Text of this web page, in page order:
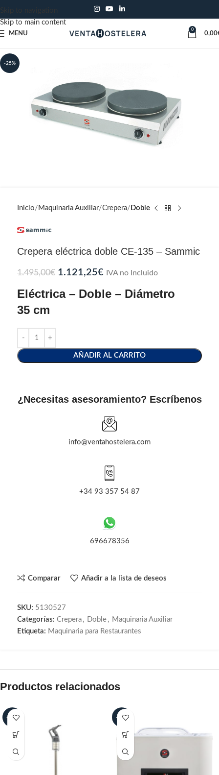
Skip to navigation
Skip to main content
MENU
0
0,00
-25%
Inicio Maquinaria Auxiliar Crepera Doble
Crepera eléctrica doble CE-135 – Sammic
1.495,00€ 1.121,25€ IVA no Incluido
Eléctrica – Doble – Diámetro
35 cm
AÑADIR AL CARRITO
¿Necesitas asesoramiento? Escríbenos
info@ventahostelera.com
+34 93 357 54 87
696678356
Comparar Añadir a la lista de deseos
SKU: 5130527
Categorías: Crepera , Doble , Maquinaria Auxiliar
Etiqueta: Maquinaria para Restaurantes
Productos relacionados
-15% -25%